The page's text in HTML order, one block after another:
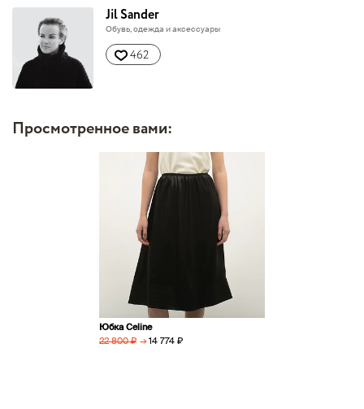
Jil Sander
Обувь, одежда и аксессуары
462
Просмотренное вами:
Юбка Celine
22 800 ₽ → 14 774 ₽